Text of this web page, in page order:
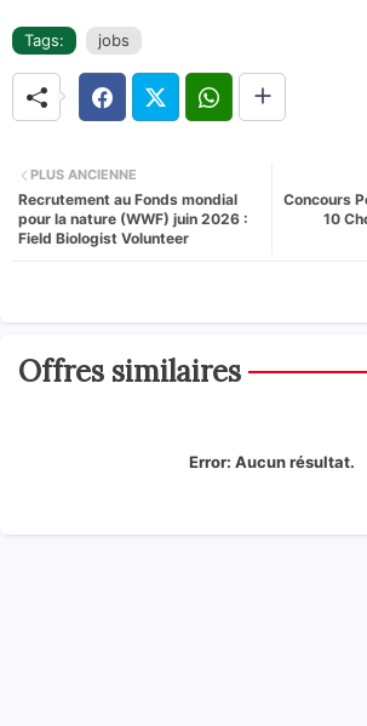
Tags: jobs
Concours
10
PLUS ANCIENNE
Recrutement au Fonds mondial
pour la nature (WWF) juin 2026 :
Field Biologist Volunteer
Offres similaires
Error: Aucun résultat.